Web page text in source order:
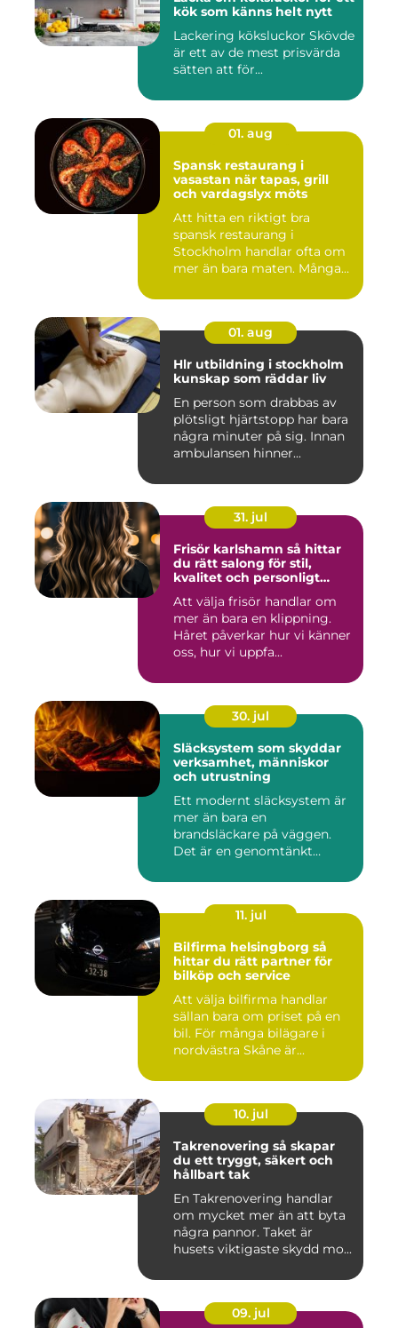
kök som känns helt nytt
Lackering köksluckor Skövde
är ett av de mest prisvärda
sätten att för...
01. aug
Spansk restaurang i
vasastan när tapas, grill
och vardagslyx möts
Att hitta en riktigt bra
spansk restaurang i
Stockholm handlar ofta om
mer än bara maten. Många
01. aug
Hlr utbildning i stockholm
kunskap som räddar liv
En person som drabbas av
plötsligt hjärtstopp har bara
några minuter på sig. Innan
ambulansen hinner...
31. jul
Frisör karlshamn så hittar
du rätt salong för stil,
kvalitet och personligt
Att välja frisör handlar om
mer än bara en klippning.
Håret påverkar hur vi känner
oss, hur vi uppfa...
30. jul
Släcksystem som skyddar
verksamhet, människor
och utrustning
Ett modernt släcksystem är
mer än bara en
brandsläckare på väggen.
Det är en genomtänkt
11. jul
Bilfirma helsingborg så
hittar du rätt partner för
bilköp och service
Att välja bilfirma handlar
sällan bara om priset på en
bil. För många bilägare i
nordvästra Skåne är...
10. jul
Takrenovering så skapar
du ett tryggt, säkert och
hållbart tak
En Takrenovering handlar
om mycket mer än att byta
några pannor. Taket är
husets viktigaste skydd mo...
09. jul